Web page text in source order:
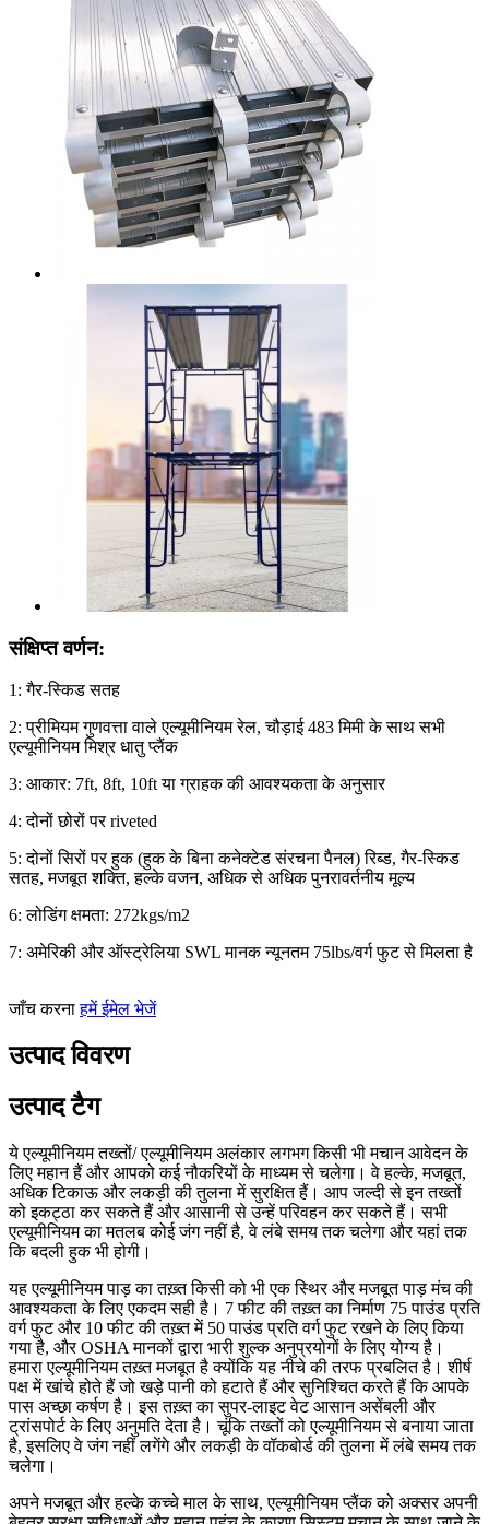
संक्षिप्त वर्णन:
1: गैर-स्किड सतह
2: प्रीमियम गुणवत्ता वाले एल्यूमीनियम रेल, चौड़ाई 483 मिमी के साथ सभी
एल्यूमीनियम मिश्र धातु प्लैंक
3: आकार: 7ft, 8ft, 10ft या ग्राहक की आवश्यकता के अनुसार
4: दोनों छोरों पर riveted
5: दोनों सिरों पर हुक (हुक के बिना कनेक्टेड संरचना पैनल) रिब्ड, गैर-स्किड
सतह, मजबूत शक्ति, हल्के वजन, अधिक से अधिक पुनरावर्तनीय मूल्य
6: लोडिंग क्षमता: 272kgs/m2
7: अमेरिकी और ऑस्ट्रेलिया SWL मानक न्यूनतम 75lbs/वर्ग फुट से मिलता है
जाँच करना हमें ईमेल भेजें
उत्पाद विवरण
उत्पाद टैग
ये एल्यूमीनियम तख्तों/ एल्यूमीनियम अलंकार लगभग किसी भी मचान आवेदन के
लिए महान हैं और आपको कई नौकरियों के माध्यम से चलेगा। वे हल्के, मजबूत,
अधिक टिकाऊ और लकड़ी की तुलना में सुरक्षित हैं। आप जल्दी से इन तख्तों
को इकट्ठा कर सकते हैं और आसानी से उन्हें परिवहन कर सकते हैं। सभी
एल्यूमीनियम का मतलब कोई जंग नहीं है, वे लंबे समय तक चलेगा और यहां तक ​​
कि बदली हुक भी होगी।
यह एल्यूमीनियम पाड़ का तख़्त किसी को भी एक स्थिर और मजबूत पाड़ मंच की
आवश्यकता के लिए एकदम सही है। 7 फीट की तख़्त का निर्माण 75 पाउंड प्रति
वर्ग फुट और 10 फीट की तख़्त में 50 पाउंड प्रति वर्ग फुट रखने के लिए किया
गया है, और OSHA मानकों द्वारा भारी शुल्क अनुप्रयोगों के लिए योग्य है।
हमारा एल्यूमीनियम तख़्त मजबूत है क्योंकि यह नीचे की तरफ प्रबलित है। शीर्ष
पक्ष में खांचे होते हैं जो खड़े पानी को हटाते हैं और सुनिश्चित करते हैं कि आपके
पास अच्छा कर्षण है। इस तख़्त का सुपर-लाइट वेट आसान असेंबली और
ट्रांसपोर्ट के लिए अनुमति देता है। चूंकि तख्तों को एल्यूमीनियम से बनाया जाता
है, इसलिए वे जंग नहीं लगेंगे और लकड़ी के वॉकबोर्ड की तुलना में लंबे समय तक
चलेगा।
अपने मजबूत और हल्के कच्चे माल के साथ, एल्यूमीनियम प्लैंक को अक्सर अपनी